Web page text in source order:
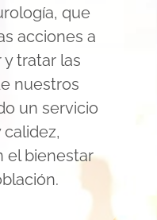
que
acciones a
tratar las
nuestros
un servicio
el bienestar